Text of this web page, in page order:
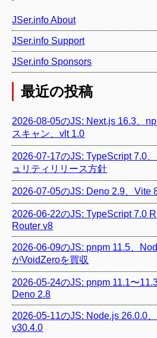
JSer.info About
JSer.info Support
JSer.info Sponsors
最近の投稿
2026-08-05のJS: Next.js 16.3、
スキャン、vlt 1.0
2026-07-17のJS: TypeScript 7.0
ュリティリリース方針
2026-07-05のJS: Deno 2.9、Vite
2026-06-22のJS: TypeScript 7.0
Router v8
2026-06-09のJS: pnpm 11.5、
がVoidZeroを買収
2026-05-24のJS: pnpm 11.1〜
Deno 2.8
2026-05-11のJS: Node.js 26.0.0
v30.4.0